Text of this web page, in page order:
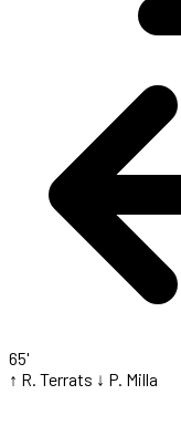
65'
↑ R. Terrats ↓ P. Milla